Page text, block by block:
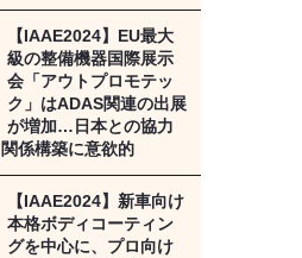
【IAAE2024】EU最大
級の整備機器国際展示
会「アウトプロモテッ
ク」はADAS関連の出展
が増加…日本との協力
関係構築に意欲的
【IAAE2024】新車向け
本格ボディコーティン
グを中心に、プロ向け